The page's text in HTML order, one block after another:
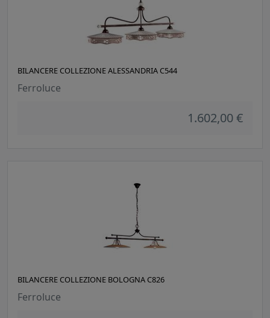
BILANCERE COLLEZIONE ALESSANDRIA C544
Ferroluce
1.602,00 €
BILANCERE COLLEZIONE BOLOGNA C826
Ferroluce